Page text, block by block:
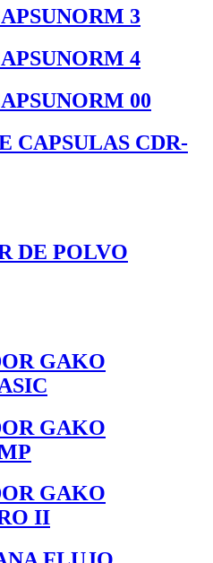
3
4
00
CAPSULAS CDR-
DE POLVO
GAKO
GAKO
GAKO
II